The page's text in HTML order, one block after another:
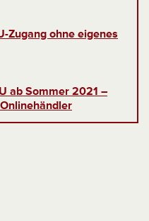
Zugang ohne eigenes
ab Sommer 2021 –